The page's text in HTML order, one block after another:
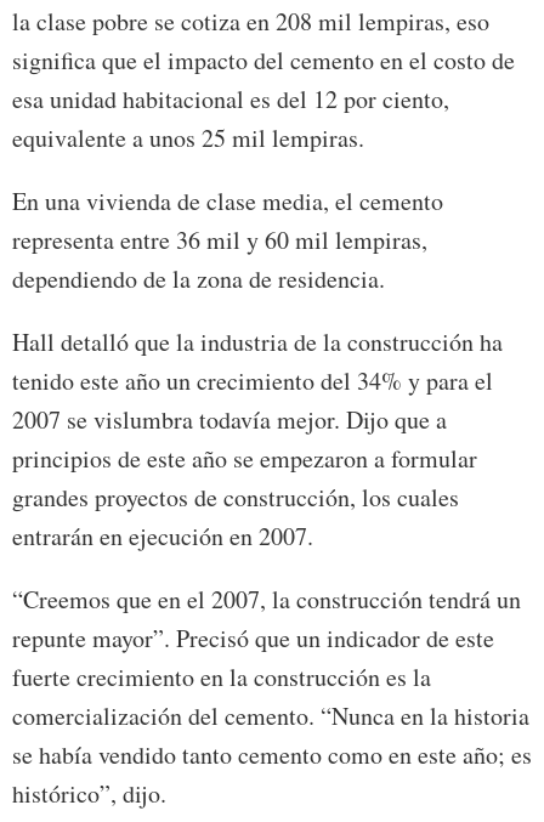
la clase pobre se cotiza en 208 mil lempiras, eso
significa que el impacto del cemento en el costo de
esa unidad habitacional es del 12 por ciento,
equivalente a unos 25 mil lempiras.
En una vivienda de clase media, el cemento
representa entre 36 mil y 60 mil lempiras,
dependiendo de la zona de residencia.
Hall detalló que la industria de la construcción ha
tenido este año un crecimiento del 34% y para el
2007 se vislumbra todavía mejor. Dijo que a
principios de este año se empezaron a formular
grandes proyectos de construcción, los cuales
entrarán en ejecución en 2007.
“Creemos que en el 2007, la construcción tendrá un
repunte mayor”. Precisó que un indicador de este
fuerte crecimiento en la construcción es la
comercialización del cemento. “Nunca en la historia
se había vendido tanto cemento como en este año; es
histórico”, dijo.